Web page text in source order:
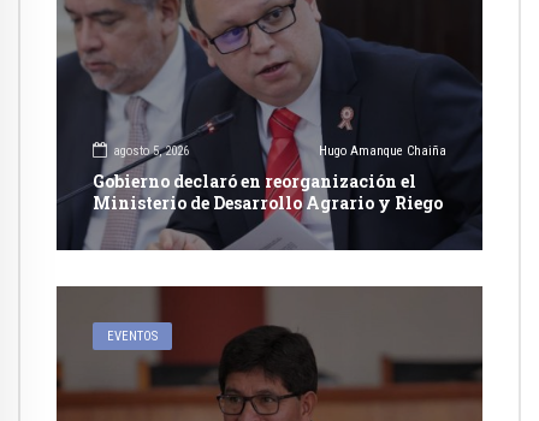
agosto 5, 2026 Hugo Amanque Chaiña
Gobierno declaró en reorganización el
Ministerio de Desarrollo Agrario y Riego
EVENTOS